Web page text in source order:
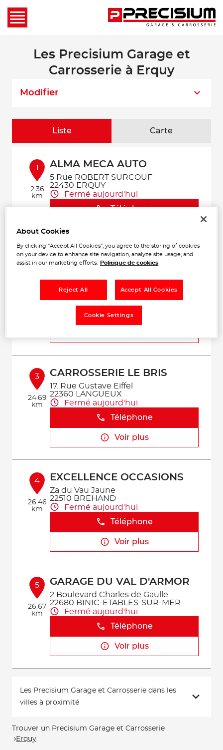
Les Precisium Garage et
Carrosserie à Erquy
Modifier
Liste Carte
1
2.36
km
ALMA MECA AUTO
5 Rue ROBERT SURCOUF
22430 ERQUY
Fermé aujourd'hui
Téléphone
km
GARAGE DELAMAIRE
24 Route de l'Arguenon
22130 CREHEN
Fermé aujourd'hui
Téléphone
3
24.69
km
CARROSSERIE LE BRIS
17. Rue Gustave Eiffel
22360 LANGUEUX
Fermé aujourd'hui
Téléphone
Voir plus
4
26.46
km
EXCELLENCE OCCASIONS
Za du Vau Jaune
22510 BREHAND
Fermé aujourd'hui
Téléphone
Voir plus
5
26.67
km
GARAGE DU VAL D'ARMOR
2 Boulevard Charles de Gaulle
22680 BINIC-ETABLES-SUR-MER
Fermé aujourd'hui
Téléphone
Voir plus
Les Precisium Garage et Carrosserie dans les
villes à proximité
Trouver un Precisium Garage et Carrosserie
Erquy
About Cookies
By clicking “Accept All Cookies”, you agree to the storing of cookies
on your device to enhance site navigation, analyze site usage, and
assist in our marketing efforts.
Politique de cookies
Reject All Accept All Cookies
Cookie Settings